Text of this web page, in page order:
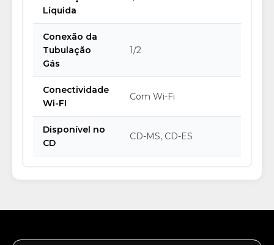
Líquida
Conexão da
Tubulação
Gás
1/2
Conectividade
Wi-FI
Com Wi-Fi
Disponível no
CD
CD-MS, CD-ES